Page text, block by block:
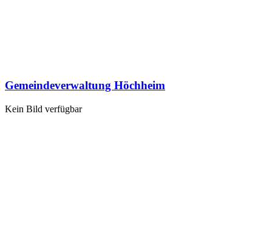
Gemeindeverwaltung Höchheim
Kein Bild verfügbar